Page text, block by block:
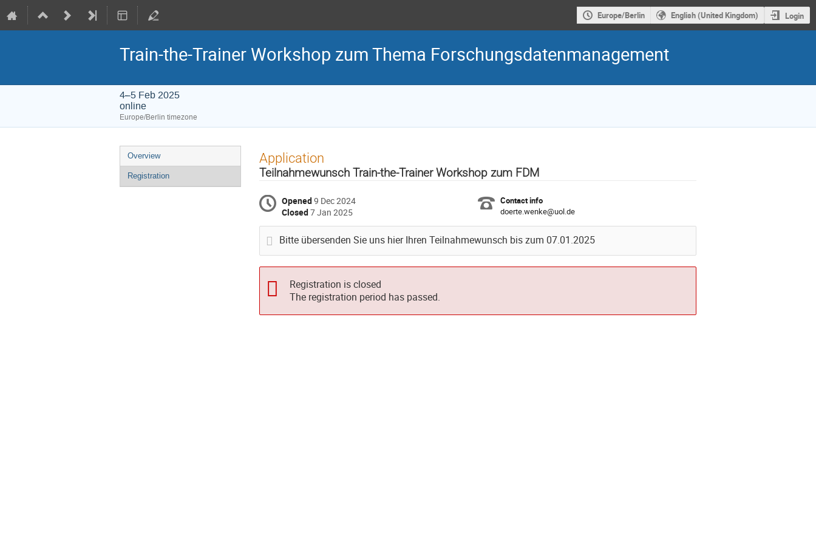
Europe/Berlin English (United Kingdom) Login
Train-the-Trainer Workshop zum Thema Forschungsdatenmanagement
4–5 Feb 2025
online
Europe/Berlin timezone
Event
menu
Overview
Registration
Application
Teilnahmewunsch Train-the-Trainer Workshop zum FDM
Opened9 Dec 2024
Closed7 Jan 2025
Contact info
doerte.wenke@uol.de
Bitte übersenden Sie uns hier Ihren Teilnahmewunsch bis zum 07.01.2025
Registration is closed
The registration period has passed.